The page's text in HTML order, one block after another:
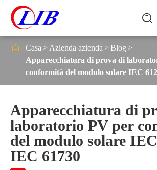

 Casa Azienda azienda
Blog
Apparecchiatura di prova di
conformità del modulo solare IEC
Apparecchiatura di
laboratorio PV per
del modulo solare
IEC 61730